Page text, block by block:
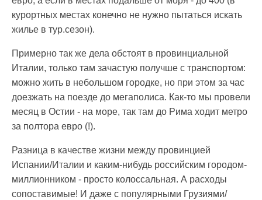
курортных местах конечно не нужно пытаться искать
жилье в тур.сезон).
Примерно так же дела обстоят в провинциальной
Италии, только там зачастую получше с транспортом:
можно жить в небольшом городке, но при этом за час
доезжать на поезде до мегаполиса. Как-то мы провели
месяц в Остии - на море, так там до Рима ходит метро
за полтора евро (!).
Разница в качестве жизни между провинцией
Испании/Италии и каким-нибудь российским городом-
миллионником - просто колоссальная. А расходы
сопоставимые! И даже с популярными Грузиями/